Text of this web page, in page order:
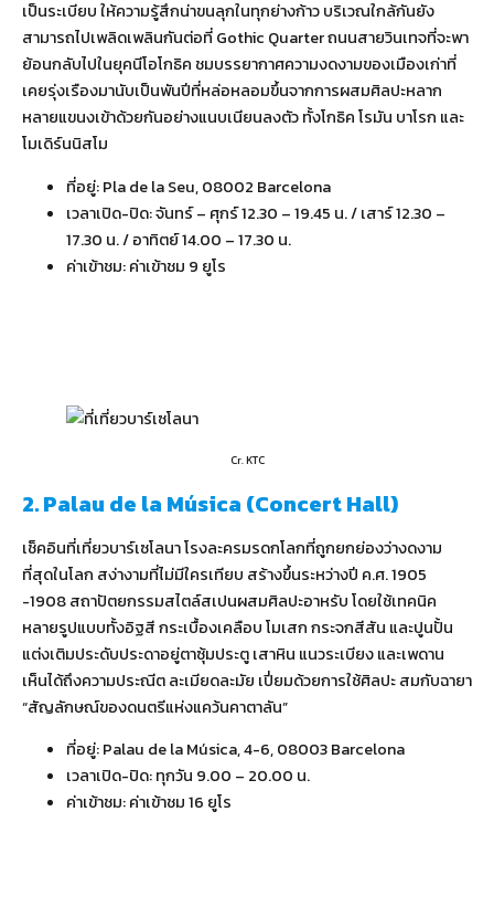
เป็นระเบียบ ให้ความรู้สึกน่าขนลุกในทุกย่างก้าว บริเวณใกล้กันยัง
สามารถไปเพลิดเพลินกันต่อที่ Gothic Quarter ถนนสายวินเทจที่จะพา
ย้อนกลับไปในยุคนีโอโกธิค ชมบรรยากาศความงดงามของเมืองเก่าที่
เคยรุ่งเรืองมานับเป็นพันปีที่หล่อหลอมขึ้นจากการผสมศิลปะหลาก
หลายแขนงเข้าด้วยกันอย่างแนบเนียนลงตัว ทั้งโกธิค โรมัน บาโรก และ
โมเดิร์นนิสโม
ที่อยู่: Pla de la Seu, 08002 Barcelona
เวลาเปิด-ปิด: จันทร์ – ศุกร์ 12.30 – 19.45 น. / เสาร์ 12.30 –
17.30 น. / อาทิตย์ 14.00 – 17.30 น.
ค่าเข้าชม: ค่าเข้าชม 9 ยูโร
Cr. KTC
2. Palau de la Música (Concert Hall)
เช็คอินที่เที่ยวบาร์เซโลนา โรงละครมรดกโลกที่ถูกยกย่องว่างดงาม
ที่สุดในโลก สง่างามที่ไม่มีใครเทียบ สร้างขึ้นระหว่างปี ค.ศ. 1905
-1908 สถาปัตยกรรมสไตล์สเปนผสมศิลปะอาหรับ โดยใช้เทคนิค
หลายรูปแบบทั้งอิฐสี กระเบื้องเคลือบ โมเสก กระจกสีสัน และปูนปั้น
แต่งเติมประดับประดาอยู่ตาซุ้มประตู เสาหิน แนวระเบียง และเพดาน
เห็นได้ถึงความประณีต ละเมียดละมัย เปี่ยมด้วยการใช้ศิลปะ สมกับฉายา
“สัญลักษณ์ของดนตรีแห่งแคว้นคาตาลัน”
ที่อยู่: Palau de la Música, 4-6, 08003 Barcelona
เวลาเปิด-ปิด: ทุกวัน 9.00 – 20.00 น.
ค่าเข้าชม: ค่าเข้าชม 16 ยูโร